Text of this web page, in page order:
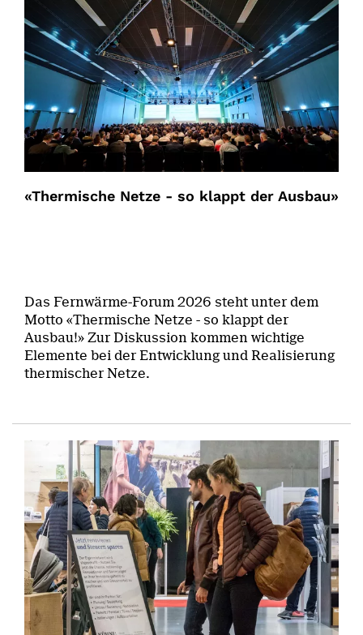
«Thermische Netze - so klappt der Ausbau»
Das Fernwärme-Forum 2026 steht unter dem
Motto «Thermische Netze - so klappt der
Ausbau!» Zur Diskussion kommen wichtige
Elemente bei der Entwicklung und Realisierung
thermischer Netze.